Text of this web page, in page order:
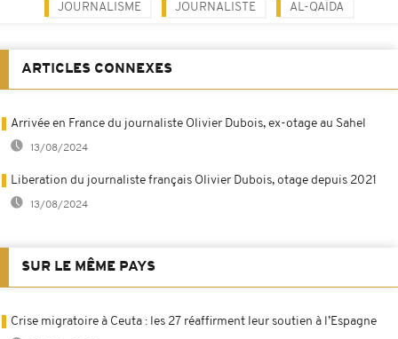
JOURNALISME JOURNALISTE AL-QAÏDA
ARTICLES CONNEXES
Arrivée en France du journaliste Olivier Dubois, ex-otage au Sahel
13/08/2024
Liberation du journaliste français Olivier Dubois, otage depuis 2021
13/08/2024
SUR LE MÊME PAYS
Crise migratoire à Ceuta : les 27 réaffirment leur soutien à l’Espagne